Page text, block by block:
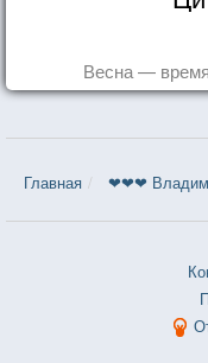
Весна —
Главная ❤❤❤